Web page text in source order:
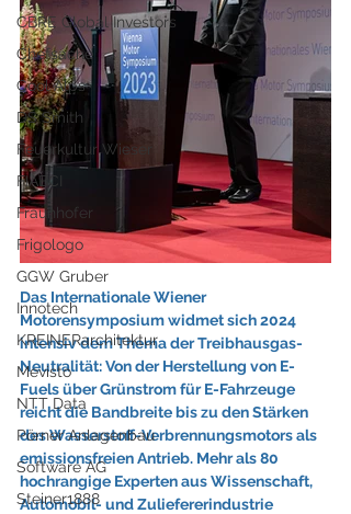
CBRE Global Investors
Chefsache
Cool Alps
DS Smith
Feuerkultur Wieser
FIABCI
Fraunhofer
Frigologo
GGW Gruber
Innotech
KREINERarchitektur
Mevisto
NTT Data
Pörner Anlagenbau
Software AG
Steiner1888
Das Internationale Wiener
Motorensymposium widmet sich 2024
intensiv dem Thema der Treibhausgas-
Neutralität: Von der Herstellung von E-
Fuels über Grünstrom für E-Fahrzeuge
reicht die Bandbreite bis zu den Stärken
des Wasserstoff-Verbrennungsmotors als
emissionsfreien Antrieb. Mehr als 80
hochrangige Experten aus Wissenschaft,
Automobil- und Zuliefererindustrie